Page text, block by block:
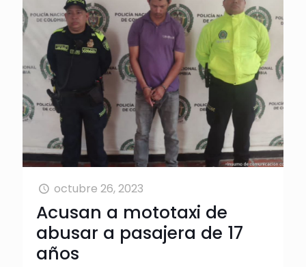
octubre 26, 2023
Acusan a mototaxi de
abusar a pasajera de 17
años